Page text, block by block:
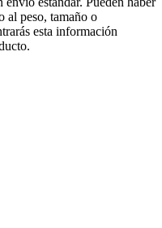
al peso, tamaño o
esta información